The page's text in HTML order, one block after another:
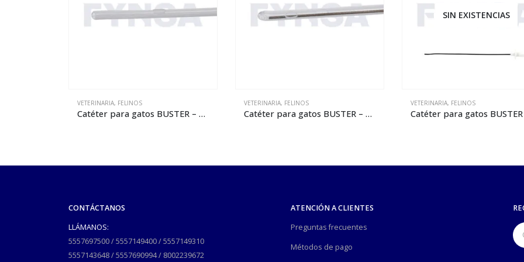
VETERINARIA, FELINOS
Catéter para gatos BUSTER – 13 x 160 mm
SIN EXISTENCIAS
VETERINARIA, FELINOS
Catéter para gatos BUSTER Easy Slide – 12 x 140 mm
SIN EXISTENCIAS
VETERINARIA, FELINOS
Catéter Minnesota para
CONTÁCTANOS
LLÁMANOS:
5557697500/5557149400/5557149310
5557143648/5557690994/ 8002239672
ATENCIÓN A CLIENTES
Preguntas frecuentes
Métodos de pago